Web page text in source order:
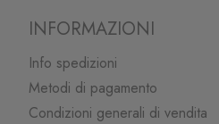
INFORMAZIONI
Info spedizioni
Metodi di pagamento
Condizioni generali di vendita